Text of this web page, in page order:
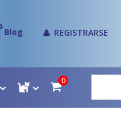
Blog REGISTRARSE
0